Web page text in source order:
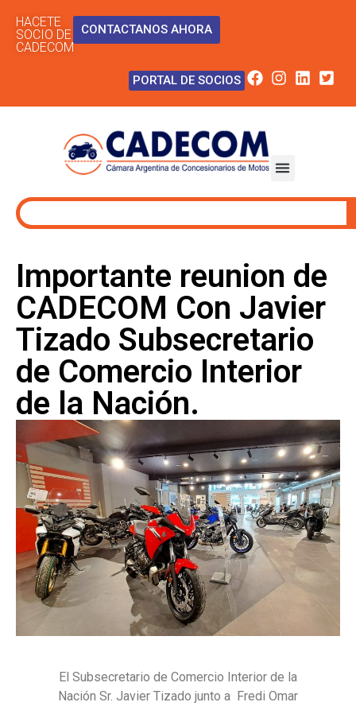
HACETE
SOCIO DE
CADECOM
CONTACTANOS AHORA
PORTAL DE SOCIOS
Importante reunion de
CADECOM Con Javier
Tizado Subsecretario
de Comercio Interior
de la Nación.
El Subsecretario de Comercio Interior de la
Nación Sr. Javier Tizado junto a Fredi Omar